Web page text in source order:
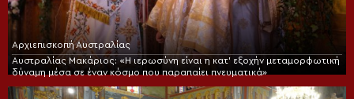
Αρχιεπισκοπή Αυστραλίας
Αυστραλίας Μακάριος: «Η ιερωσύνη είναι η κατ’ εξοχήν μεταμορφωτική
δύναμη μέσα σε έναν κόσμο που παραπαίει πνευματικά»